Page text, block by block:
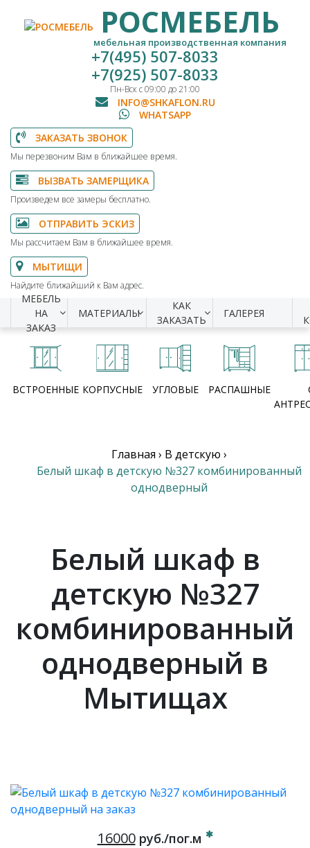
РОСМЕБЕЛЬ
мебельная производственная компания
+7(495) 507-8033
+7(925) 507-8033
Пн-Вск с 09:00 до 21:00
INFO@SHKAFLON.RU
WHATSAPP
ЗАКАЗАТЬ ЗВОНОК
Мы перезвоним Вам в ближайшее время.
ВЫЗВАТЬ ЗАМЕРЩИКА
Произведем все замеры бесплатно.
ОТПРАВИТЬ ЭСКИЗ
Мы рассчитаем Вам в ближайшее время.
МЫТИЩИ
Найдите ближайший к Вам адрес.
МЕБЕЛЬ
НА
ЗАКАЗ
МАТЕРИАЛЫ
КАК
ЗАКАЗАТЬ
ГАЛЕРЕЯ
ВСТРОЕННЫЕ КОРПУСНЫЕ УГЛОВЫЕ РАСПАШНЫЕ
Главная › В детскую ›
Белый шкаф в детскую №327 комбинированный
однодверный
Белый шкаф в
детскую №327
комбинированный
однодверный в
Мытищах
16000руб./пог.м